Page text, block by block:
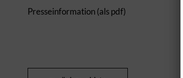
Presseinformation (als pdf)